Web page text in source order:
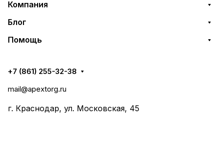
Компания
Блог
Помощь
+7 (861) 255-32-38
mail@apextorg.ru
г. Краснодар, ул. Московская, 45